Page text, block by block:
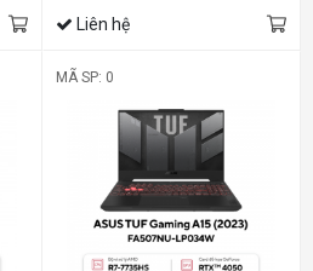
Liên hệ
MÃ SP: 0